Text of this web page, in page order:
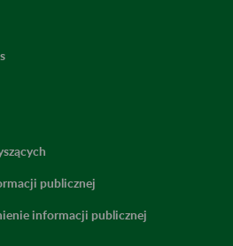
publicznej
informacji publicznej